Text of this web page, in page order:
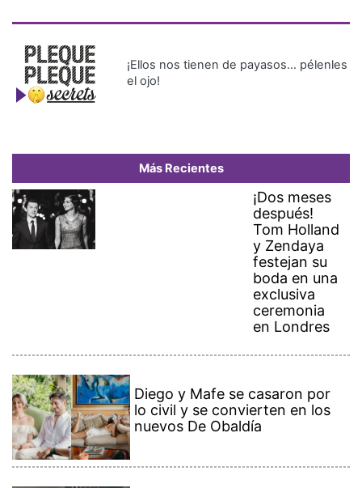
¡Ellos nos tienen de payasos… pélenles
el ojo!
Más Recientes
¡Dos meses
después!
Tom Holland
y Zendaya
festejan su
boda en una
exclusiva
ceremonia
en Londres
Diego y Mafe se casaron por
lo civil y se convierten en los
nuevos De Obaldía